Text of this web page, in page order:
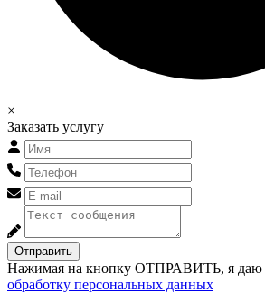
×
Заказать услугу
Отправить
Нажимая на кнопку ОТПРАВИТЬ, я даю
обработку персональных данных